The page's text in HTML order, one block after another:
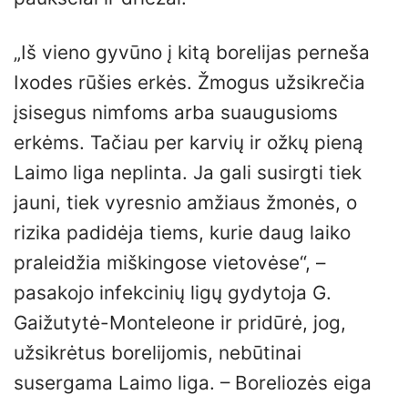
„Iš vieno gyvūno į kitą borelijas perneša
Ixodes rūšies erkės. Žmogus užsikrečia
įsisegus nimfoms arba suaugusioms
erkėms. Tačiau per karvių ir ožkų pieną
Laimo liga neplinta. Ja gali susirgti tiek
jauni, tiek vyresnio amžiaus žmonės, o
rizika padidėja tiems, kurie daug laiko
praleidžia miškingose vietovėse“, –
pasakojo infekcinių ligų gydytoja G.
Gaižutytė-Monteleone ir pridūrė, jog,
užsikrėtus borelijomis, nebūtinai
susergama Laimo liga. – Boreliozės eiga